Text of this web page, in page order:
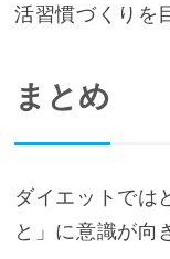
活習慣づくりを
まとめ
ダイエットでは
と」に意識が向